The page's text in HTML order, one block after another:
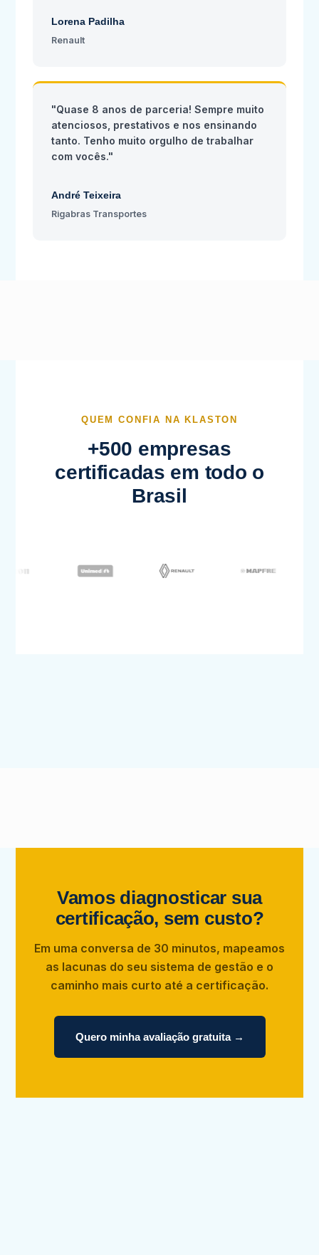
Lorena Padilha
Renault
"Quase 8 anos de parceria! Sempre muito
atenciosos, prestativos e nos ensinando
tanto. Tenho muito orgulho de trabalhar
com vocês."
André Teixeira
Rigabras Transportes
QUEM CONFIA NA KLASTON
+500 empresas
certificadas em todo o
Brasil
Vamos diagnosticar sua
certificação, sem custo?
Em uma conversa de 30 minutos, mapeamos
as lacunas do seu sistema de gestão e o
caminho mais curto até a certificação.
Quero minha avaliação gratuita →